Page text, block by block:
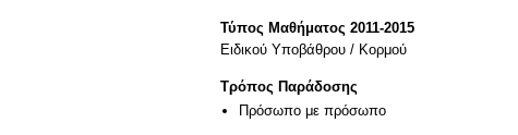
Τύπος Μαθήματος 2011-2015
Ειδικού Υποβάθρου / Κορμού
Τρόπος Παράδοσης
Πρόσωπο με πρόσωπο